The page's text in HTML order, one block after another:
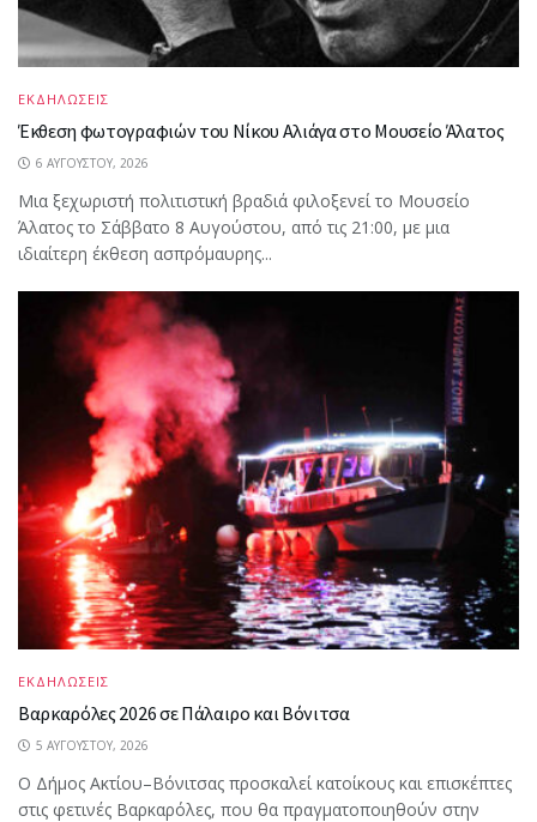
ΕΚΔΗΛΩΣΕΙΣ
Έκθεση φωτογραφιών του Νίκου Αλιάγα στο Μουσείο Άλατος
6 ΑΥΓΟΎΣΤΟΥ, 2026
Μια ξεχωριστή πολιτιστική βραδιά φιλοξενεί το Μουσείο
Άλατος το Σάββατο 8 Αυγούστου, από τις 21:00, με μια
ιδιαίτερη έκθεση ασπρόμαυρης...
ΕΚΔΗΛΩΣΕΙΣ
Βαρκαρόλες 2026 σε Πάλαιρο και Βόνιτσα
5 ΑΥΓΟΎΣΤΟΥ, 2026
Ο Δήμος Ακτίου–Βόνιτσας προσκαλεί κατοίκους και επισκέπτες
στις φετινές Βαρκαρόλες, που θα πραγματοποιηθούν στην